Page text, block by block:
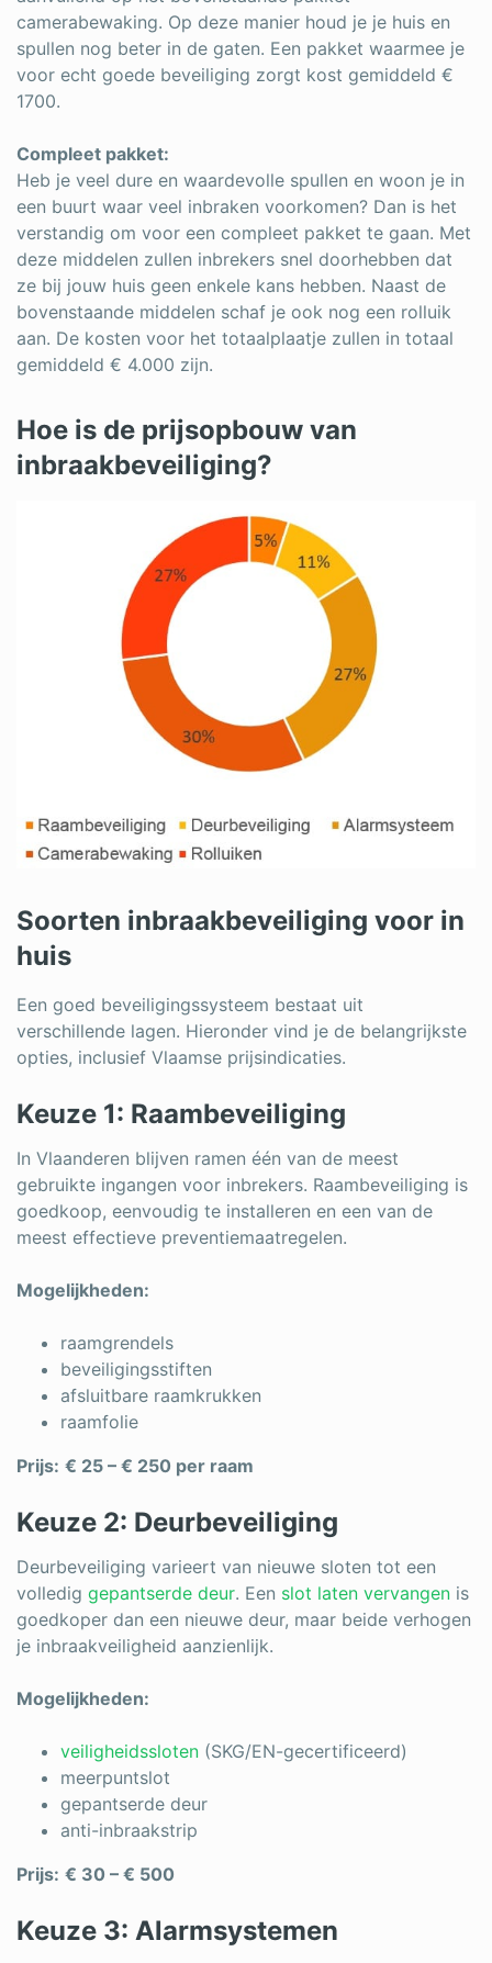
camerabewaking. Op deze manier houd je je huis en
spullen nog beter in de gaten. Een pakket waarmee je
voor echt goede beveiliging zorgt kost gemiddeld €
1700.
Compleet pakket:
Heb je veel dure en waardevolle spullen en woon je in
een buurt waar veel inbraken voorkomen? Dan is het
verstandig om voor een compleet pakket te gaan. Met
deze middelen zullen inbrekers snel doorhebben dat
ze bij jouw huis geen enkele kans hebben. Naast de
bovenstaande middelen schaf je ook nog een rolluik
aan. De kosten voor het totaalplaatje zullen in totaal
gemiddeld € 4.000 zijn.
Hoe is de prijsopbouw van
inbraakbeveiliging?
Soorten inbraakbeveiliging voor in
huis
Een goed beveiligingssysteem bestaat uit
verschillende lagen. Hieronder vind je de belangrijkste
opties, inclusief Vlaamse prijsindicaties.
Keuze 1: Raambeveiliging
In Vlaanderen blijven ramen één van de meest
gebruikte ingangen voor inbrekers. Raambeveiliging is
goedkoop, eenvoudig te installeren en een van de
meest effectieve preventiemaatregelen.
Mogelijkheden:
raamgrendels
beveiligingsstiften
afsluitbare raamkrukken
raamfolie
Prijs: € 25 – € 250 per raam
Keuze 2: Deurbeveiliging
Deurbeveiliging varieert van nieuwe sloten tot een
volledig gepantserde deur. Een slot laten vervangen is
goedkoper dan een nieuwe deur, maar beide verhogen
je inbraakveiligheid aanzienlijk.
Mogelijkheden:
veiligheidssloten (SKG/EN-gecertificeerd)
meerpuntslot
gepantserde deur
anti-inbraakstrip
Prijs: € 30 – € 500
Keuze 3: Alarmsystemen